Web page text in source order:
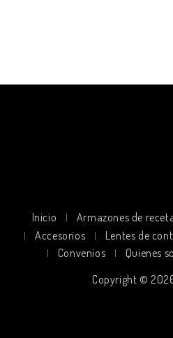
Inicio Armazones de
Accesorios
Lentes de
Convenios
Quienes
Copyright ©